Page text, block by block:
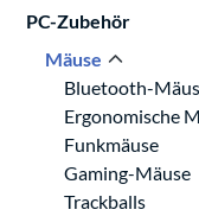
PC-Zubehör
Mäuse
Bluetooth-
Ergonomische
Funkmäuse
Gaming-Mäuse
Trackballs